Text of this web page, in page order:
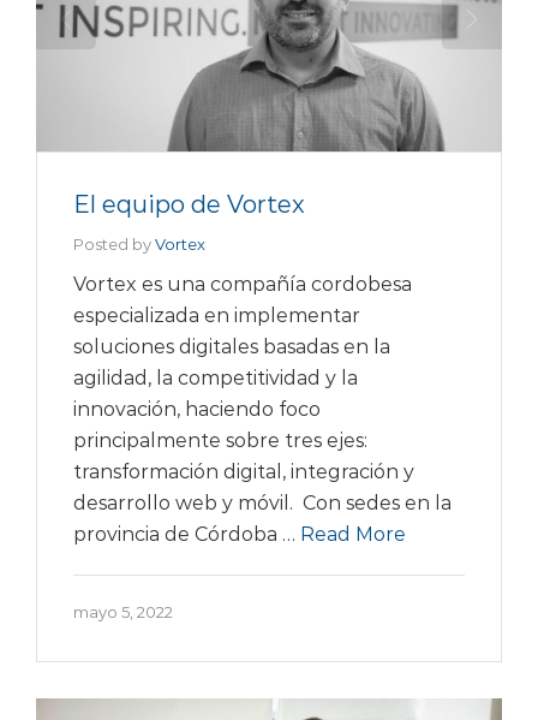
El equipo de Vortex
Posted byVortex
Vortex es una compañía cordobesa
especializada en implementar
soluciones digitales basadas en la
agilidad, la competitividad y la
innovación, haciendo foco
principalmente sobre tres ejes:
transformación digital, integración y
desarrollo web y móvil. Con sedes en la
provincia de Córdoba … Read More
mayo 5, 2022